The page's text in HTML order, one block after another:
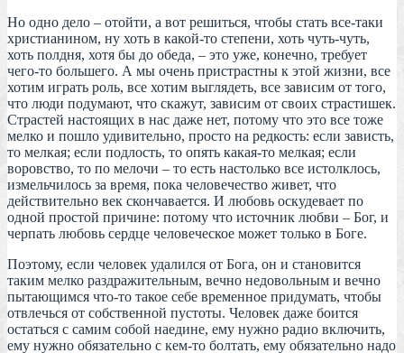
Но одно дело – отойти, а вот решиться, чтобы стать все-таки
христианином, ну хоть в какой-то степени, хоть чуть-чуть,
хоть полдня, хотя бы до обеда, – это уже, конечно, требует
чего-то большего. А мы очень пристрастны к этой жизни, все
хотим играть роль, все хотим выглядеть, все зависим от того,
что люди подумают, что скажут, зависим от своих страстишек.
Страстей настоящих в нас даже нет, потому что это все тоже
мелко и пошло удивительно, просто на редкость: если зависть,
то мелкая; если подлость, то опять какая-то мелкая; если
воровство, то по мелочи – то есть настолько все истолклось,
измельчилось за время, пока человечество живет, что
действительно век скончавается. И любовь оскудевает по
одной простой причине: потому что источник любви – Бог, и
черпать любовь сердце человеческое может только в Боге.
Поэтому, если человек удалился от Бога, он и становится
таким мелко раздражительным, вечно недовольным и вечно
пытающимся что-то такое себе временное придумать, чтобы
отвлечься от собственной пустоты. Человек даже боится
остаться с самим собой наедине, ему нужно радио включить,
ему нужно обязательно с кем-то болтать, ему обязательно надо